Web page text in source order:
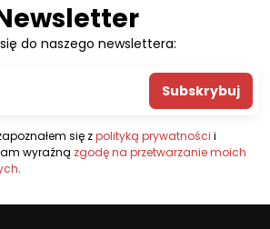
do naszego newslettera:
Subskrybuj
się zpolityką prywatności i
wyraźną zgodę na przetwarzanie moich
.